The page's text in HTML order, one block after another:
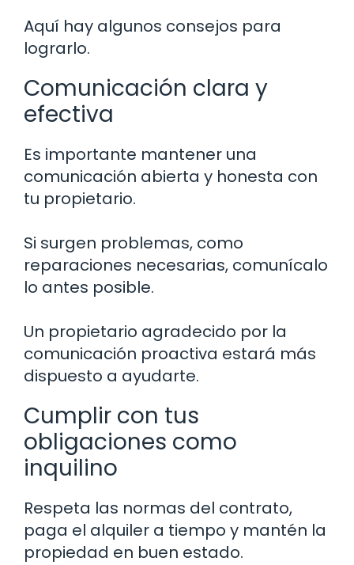
Aquí hay algunos consejos para
lograrlo.
Comunicación clara y
efectiva
Es importante mantener una
comunicación abierta y honesta con
tu propietario.
Si surgen problemas, como
reparaciones necesarias, comunícalo
lo antes posible.
Un propietario agradecido por la
comunicación proactiva estará más
dispuesto a ayudarte.
Cumplir con tus
obligaciones como
inquilino
Respeta las normas del contrato,
paga el alquiler a tiempo y mantén la
propiedad en buen estado.